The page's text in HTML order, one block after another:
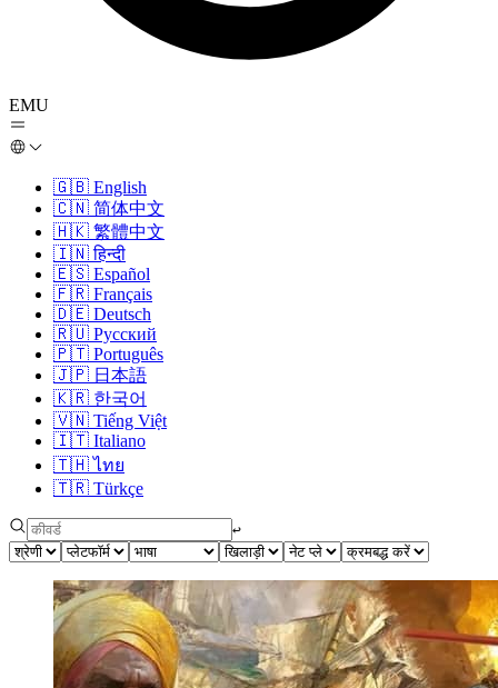
EMU
🇬🇧 English
🇨🇳 简体中文
🇭🇰 繁體中文
🇮🇳 हिन्दी
🇪🇸 Español
🇫🇷 Français
🇩🇪 Deutsch
🇷🇺 Русский
🇵🇹 Português
🇯🇵 日本語
🇰🇷 한국어
🇻🇳 Tiếng Việt
🇮🇹 Italiano
🇹🇭 ไทย
🇹🇷 Türkçe
↩︎